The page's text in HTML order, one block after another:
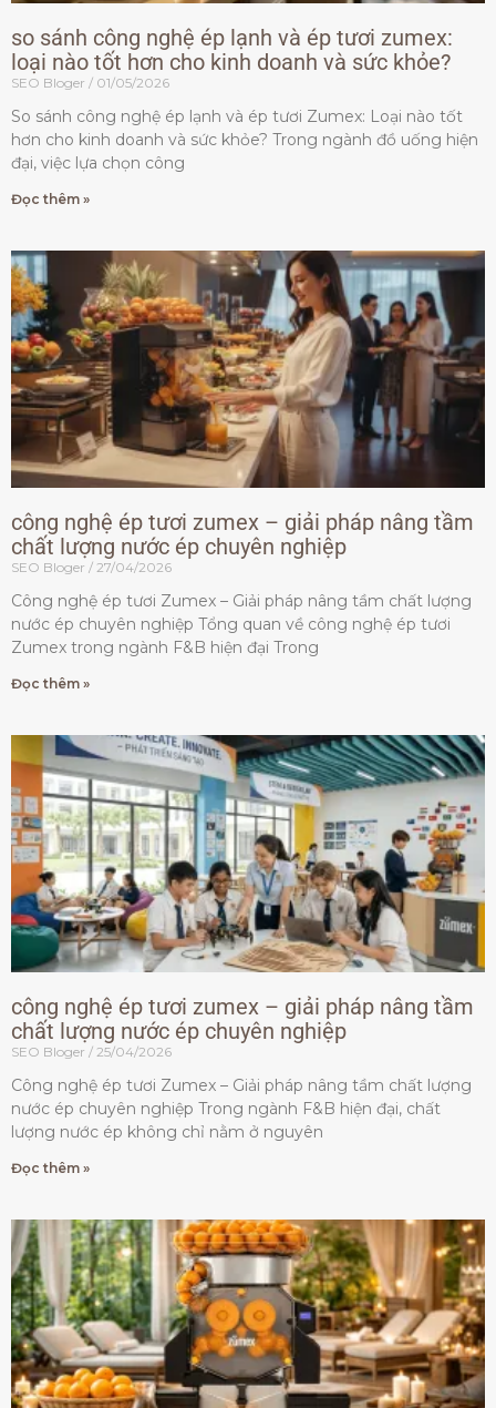
so sánh công nghệ ép lạnh và ép tươi zumex:
loại nào tốt hơn cho kinh doanh và sức khỏe?
SEO Bloger 01/05/2026
So sánh công nghệ ép lạnh và ép tươi Zumex: Loại nào tốt
hơn cho kinh doanh và sức khỏe? Trong ngành đồ uống hiện
đại, việc lựa chọn công
Đọc thêm »
công nghệ ép tươi zumex – giải pháp nâng tầm
chất lượng nước ép chuyên nghiệp
SEO Bloger 27/04/2026
Công nghệ ép tươi Zumex – Giải pháp nâng tầm chất lượng
nước ép chuyên nghiệp Tổng quan về công nghệ ép tươi
Zumex trong ngành F&B hiện đại Trong
Đọc thêm »
công nghệ ép tươi zumex – giải pháp nâng tầm
chất lượng nước ép chuyên nghiệp
SEO Bloger 25/04/2026
Công nghệ ép tươi Zumex – Giải pháp nâng tầm chất lượng
nước ép chuyên nghiệp Trong ngành F&B hiện đại, chất
lượng nước ép không chỉ nằm ở nguyên
Đọc thêm »